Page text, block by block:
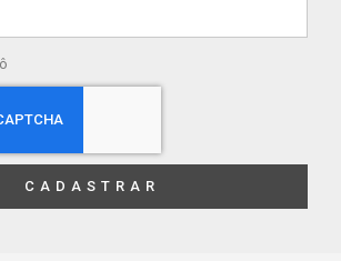
CADASTRAR